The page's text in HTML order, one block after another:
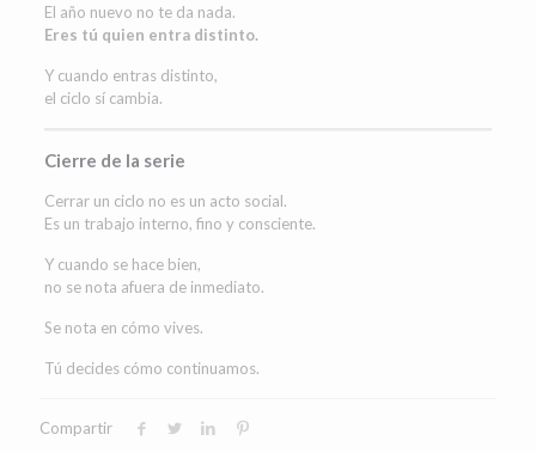
El año nuevo no te da nada.
Eres tú quien entra distinto.
Y cuando entras distinto,
el ciclo sí cambia.
Cierre de la serie
Cerrar un ciclo no es un acto social.
Es un trabajo interno, fino y consciente.
Y cuando se hace bien,
no se nota afuera de inmediato.
Se nota en cómo vives.
Tú decides cómo continuamos.
Compartir